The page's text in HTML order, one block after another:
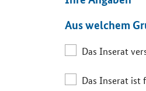
Aus welchem
Das Inserat
Das Inserat ist